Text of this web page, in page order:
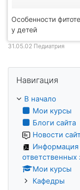
Особенности
у детей
31.05.02 Педиатрия
Навигация
В начало
Мои курсы
Блоги сайта
Новости
Информация
ответственных
Мои курсы
Кафедры